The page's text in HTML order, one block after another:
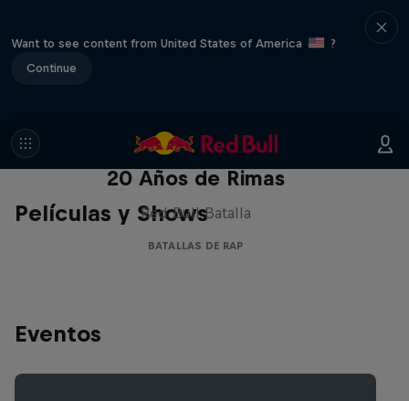
Want to see content from United States of America
?
Continue
Películas y Shows
Red Bull Batalla Nueva Historia:
20 Años de Rimas
Red Bull Batalla
BATALLAS DE RAP
Eventos